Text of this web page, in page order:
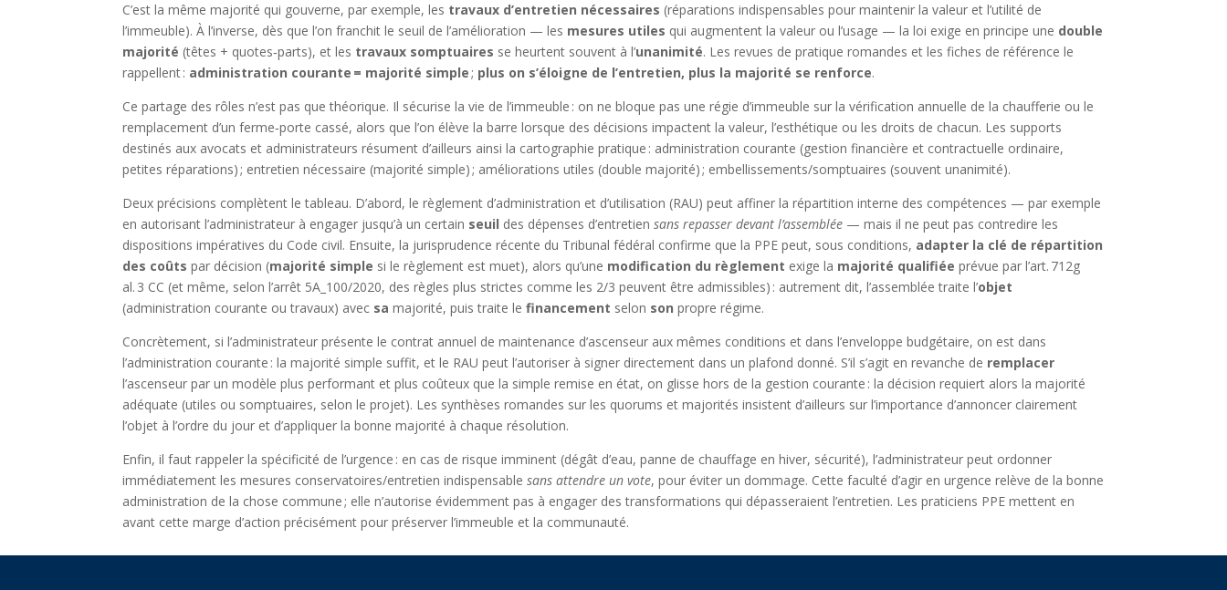
C’est la même majorité qui gouverne, par exemple, les travaux d’entretien nécessaires (réparations indispensables pour maintenir la valeur et l’utilité de
l’immeuble). À l’inverse, dès que l’on franchit le seuil de l’amélioration — les mesures utiles qui augmentent la valeur ou l’usage — la loi exige en principe une double
majorité (têtes + quotes‑parts), et les travaux somptuaires se heurtent souvent à l’unanimité. Les revues de pratique romandes et les fiches de référence le
rappellent : administration courante = majorité simple; plus on s’éloigne de l’entretien, plus la majorité se renforce.
Ce partage des rôles n’est pas que théorique. Il sécurise la vie de l’immeuble : on ne bloque pas une régie d’immeuble sur la vérification annuelle de la chaufferie ou le
remplacement d’un ferme‑porte cassé, alors que l’on élève la barre lorsque des décisions impactent la valeur, l’esthétique ou les droits de chacun. Les supports
destinés aux avocats et administrateurs résument d’ailleurs ainsi la cartographie pratique : administration courante (gestion financière et contractuelle ordinaire,
petites réparations) ; entretien nécessaire (majorité simple) ; améliorations utiles (double majorité) ; embellissements/somptuaires (souvent unanimité).
Deux précisions complètent le tableau. D’abord, le règlement d’administration et d’utilisation (RAU) peut affiner la répartition interne des compétences — par exemple
en autorisant l’administrateur à engager jusqu’à un certain seuil des dépenses d’entretiensans repasser devant l’assemblée — mais il ne peut pas contredire les
dispositions impératives du Code civil. Ensuite, la jurisprudence récente du Tribunal fédéral confirme que la PPE peut, sous conditions, adapter la clé de répartition
des coûts par décision (majorité simple si le règlement est muet), alors qu’une modification du règlement exige la majorité qualifiée prévue par l’art. 712g
al. 3 CC (et même, selon l’arrêt 5A_100/2020, des règles plus strictes comme les 2/3 peuvent être admissibles) : autrement dit, l’assemblée traite l’objet
(administration courante ou travaux) avec sa majorité, puis traite lefinancement selon son propre régime.
Concrètement, si l’administrateur présente le contrat annuel de maintenance d’ascenseur aux mêmes conditions et dans l’enveloppe budgétaire, on est dans
l’administration courante : la majorité simple suffit, et le RAU peut l’autoriser à signer directement dans un plafond donné. S’il s’agit en revanche de remplacer
l’ascenseur par un modèle plus performant et plus coûteux que la simple remise en état, on glisse hors de la gestion courante : la décision requiert alors la majorité
adéquate (utiles ou somptuaires, selon le projet). Les synthèses romandes sur les quorums et majorités insistent d’ailleurs sur l’importance d’annoncer clairement
l’objet à l’ordre du jour et d’appliquer la bonne majorité à chaque résolution.
Enfin, il faut rappeler la spécificité de l’urgence : en cas de risque imminent (dégât d’eau, panne de chauffage en hiver, sécurité), l’administrateur peut ordonner
immédiatement les mesures conservatoires/entretien indispensablesans attendre un vote, pour éviter un dommage. Cette faculté d’agir en urgence relève de la bonne
administration de la chose commune ; elle n’autorise évidemment pas à engager des transformations qui dépasseraient l’entretien. Les praticiens PPE mettent en
avant cette marge d’action précisément pour préserver l’immeuble et la communauté.